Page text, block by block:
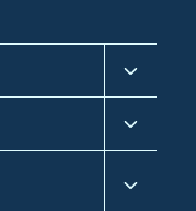
Toggle
child
menu
Toggle
child